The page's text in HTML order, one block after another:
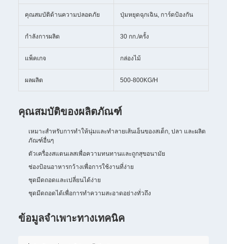
คุณสมบัติด้านความปลอดภัย ปุ่มหยุดฉุกเฉิน, การ์ดป้องกัน
กำลังการผลิต 30 กก./ครั้ง
แพ็คเกจ กล่องไม้
ผลผลิต 500-800KG/H
คุณสมบัติของผลิตภัณฑ์
เหมาะสำหรับการทำให้นุ่มและทำลายเส้นเอ็นของสเต็ก, ปลา และผลิต
ภัณฑ์อื่นๆ
ตัวเครื่องสแตนเลสเพื่อความทนทานและถูกสุขอนามัย
ช่องป้อนอาหารกว้างเพื่อการใช้งานที่ง่าย
ชุดมีดถอดและเปลี่ยนได้ง่าย
ชุดมีดถอดได้เพื่อการทำความสะอาดอย่างทั่วถึง
ข้อมูลจำเพาะทางเทคนิค